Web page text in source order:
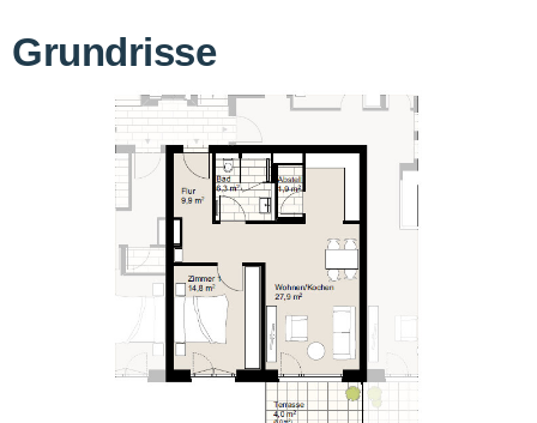
erzielen. In Einzelfällen wurde auch die Möblierung oder
Darstellung von Räumen leicht verändert oder ergänzt, um das
Potenzial der Immobilie besser zu veranschaulichen. Die Abbildung
dient daher der Visualisierung und kann in Details vom
tatsächlichen Zustand abweichen.
Grundrisse